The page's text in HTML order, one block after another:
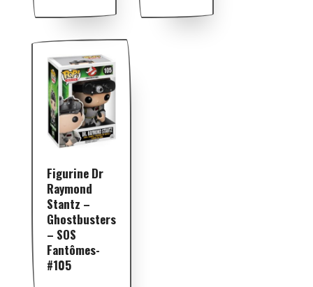
Figurine Dr
Raymond
Stantz –
Ghostbusters
– SOS
Fantômes-
#105